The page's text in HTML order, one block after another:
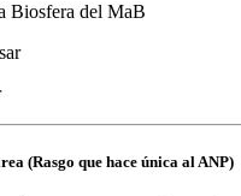
Biosfera del MaB
(Rasgo que hace única al ANP)